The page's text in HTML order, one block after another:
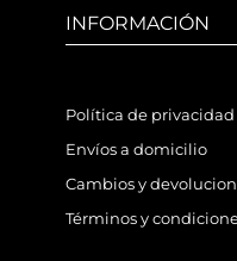
INFORMACIÓN
Política de privacidad
Envíos a domicilio
Cambios y
Términos y